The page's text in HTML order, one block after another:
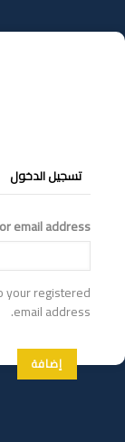
إلى
المحتوى
التبويبات
الأساسية
تسجيل الدخول
email address
your registered
email address.